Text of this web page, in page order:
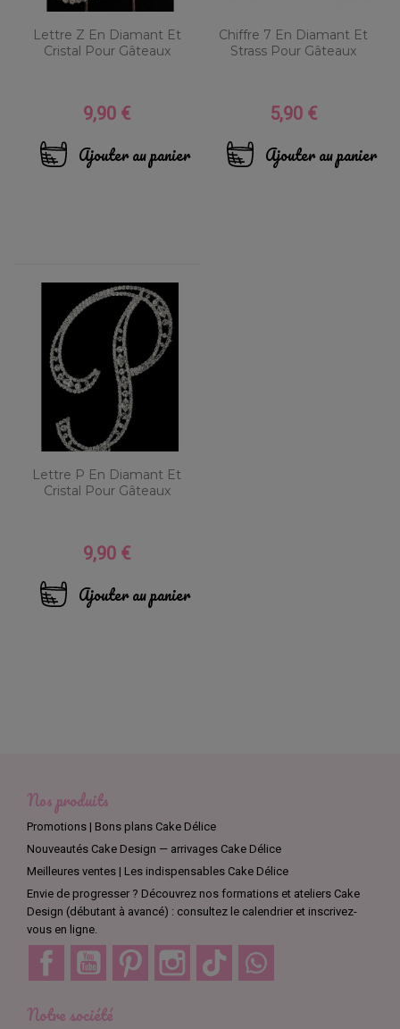
Lettre Z En Diamant Et
Cristal Pour Gâteaux
Prix
9,90 €
Ajouter au panier
Chiffre 7 En Diamant Et
Strass Pour Gâteaux
Prix
5,90 €
Ajouter au panier
Lettre P En Diamant Et
Cristal Pour Gâteaux
Prix
9,90 €
Ajouter au panier
Nos produits
Promotions | Bons plans Cake Délice
Nouveautés Cake Design — arrivages Cake Délice
Meilleures ventes | Les indispensables Cake Délice
Envie de progresser ? Découvrez nos formations et ateliers Cake
Design (débutant à avancé) : consultez le calendrier et inscrivez-
vous en ligne.
Facebook YouTube Pinterest Instagram TikTok
Notre société